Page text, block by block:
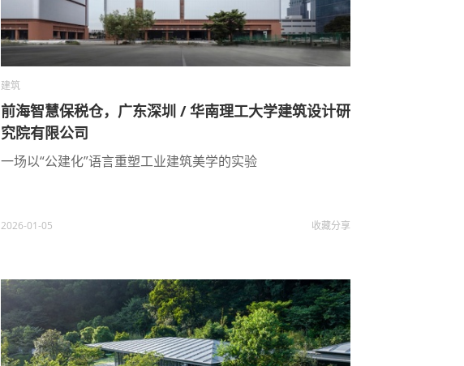
建筑
前海智慧保税仓，广东深圳 / 华南理工大学建筑设计研
究院有限公司
一场以“公建化”语言重塑工业建筑美学的实验
2026-01-05 收藏分享